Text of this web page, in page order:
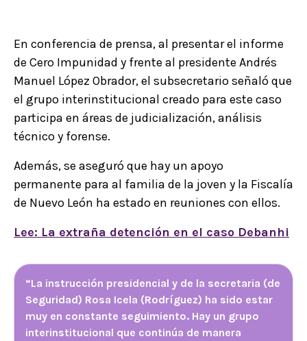
En conferencia de prensa, al presentar el informe
de Cero Impunidad y frente al presidente Andrés
Manuel López Obrador, el subsecretario señaló que
el grupo interinstitucional creado para este caso
participa en áreas de judicialización, análisis
técnico y forense.
Además, se aseguró que hay un apoyo
permanente para al familia de la joven y la Fiscalía
de Nuevo León ha estado en reuniones con ellos.
Lee: La extraña detención en el caso Debanhi
“La instrucción presidencial y de la secretaria (de
Seguridad) Rosa Icela (Rodríguez) ha sido estar
muy en constante seguimiento. Hay un grupo
interinstitucional que continúa de manera